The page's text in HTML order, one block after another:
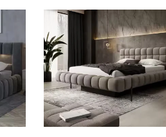
REOLSÆT